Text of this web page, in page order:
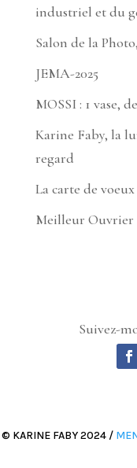
industriel et du
Salon de la
JEMA-2025
MOSSI : 1 vase,
Karine Faby, la
regard
La carte de
Meilleur Ouvrier
Suivez-
© KARINE FABY 2024 /